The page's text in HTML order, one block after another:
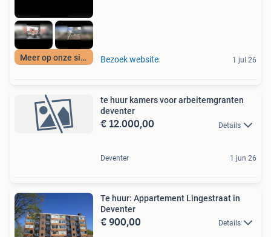
Meer op onze site Bezoek website 1 jul 26
te huur kamers voor arbeitemgranten
deventer
€ 12.000,00 Details
Deventer 1 jun 26
Te huur: Appartement Lingestraat in
Deventer
€ 900,00 Details